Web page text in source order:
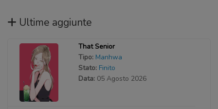
Ultime aggiunte
That Senior
Tipo: Manhwa
Stato: Finito
Data: 05 Agosto 2026